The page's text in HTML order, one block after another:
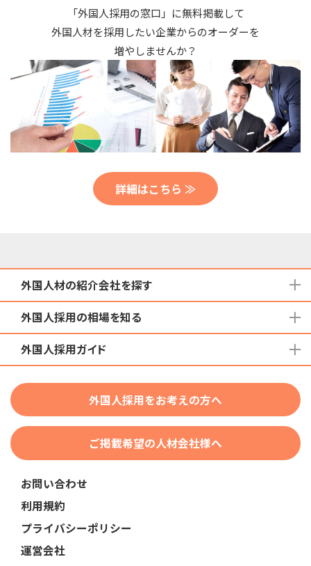
「外国人採用の窓口」に無料掲載して
外国人材を採用したい企業からのオーダーを
増やしませんか？
詳細はこちら ≫
外国人材の紹介会社を探す
地域から検索する
国籍から検索する
在留資格から検索する
団体種別から探す
業界・職種から検索する
外国人採用の相場を知る
育成就労外国人の受け入れ相場
技人国・高度人材の受け入れ相場
外国人採用ガイド
特定技能
技術・人文知識・国際業務
助成金
教育・研修
人事・労務
外国人採用をお考えの方へ
ご掲載希望の人材会社様へ
お問い合わせ
利用規約
プライバシーポリシー
運営会社